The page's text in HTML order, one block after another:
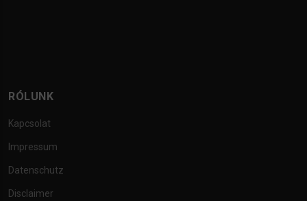
RÓLUNK
Kapcsolat
Impressum
Datenschutz
Disclaimer